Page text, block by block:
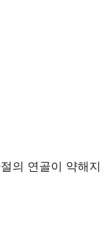
의 연골이 약해지